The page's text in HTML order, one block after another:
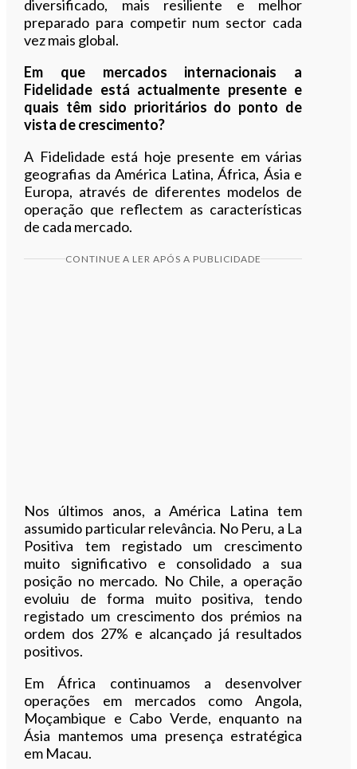
diversificado, mais resiliente e melhor
preparado para competir num sector cada
vez mais global.
Em que mercados internacionais a
Fidelidade está actualmente presente e
quais têm sido prioritários do ponto de
vista de crescimento?
A Fidelidade está hoje presente em várias
geografias da América Latina, África, Ásia e
Europa, através de diferentes modelos de
operação que reflectem as características
de cada mercado.
CONTINUE A LER APÓS A PUBLICIDADE
Nos últimos anos, a América Latina tem
assumido particular relevância. No Peru, a La
Positiva tem registado um crescimento
muito significativo e consolidado a sua
posição no mercado. No Chile, a operação
evoluiu de forma muito positiva, tendo
registado um crescimento dos prémios na
ordem dos 27% e alcançado já resultados
positivos.
Em África continuamos a desenvolver
operações em mercados como Angola,
Moçambique e Cabo Verde, enquanto na
Ásia mantemos uma presença estratégica
em Macau.